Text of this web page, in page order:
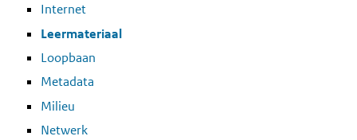
Internet
Leermateriaal
Loopbaan
Metadata
Milieu
Netwerk